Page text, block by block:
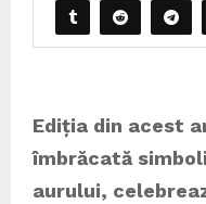
Ediția din acest
îmbrăcată
aurului,